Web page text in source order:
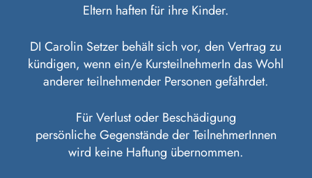
Eltern haften für ihre Kinder.
DI Carolin Setzer behält sich vor, den Vertrag zu
kündigen, wenn ein/e KursteilnehmerIn das Wohl
anderer teilnehmender Personen gefährdet.
Für Verlust oder Beschädigung
persönliche Gegenstände der TeilnehmerInnen
wird keine Haftung übernommen.